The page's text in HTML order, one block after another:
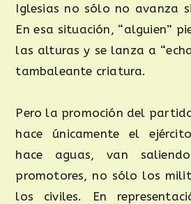
Iglesias no sólo no avanza
En esa situación, “alguien”
las alturas y se lanza a
tambaleante criatura.
Pero la promoción del
hace únicamente el
hace aguas, van
promotores, no sólo los
los civiles. En